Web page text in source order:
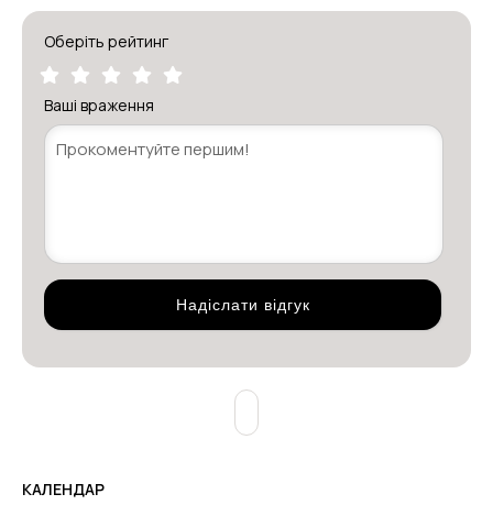
Оберіть рейтинг
Ваші враження
КАЛЕНДАР